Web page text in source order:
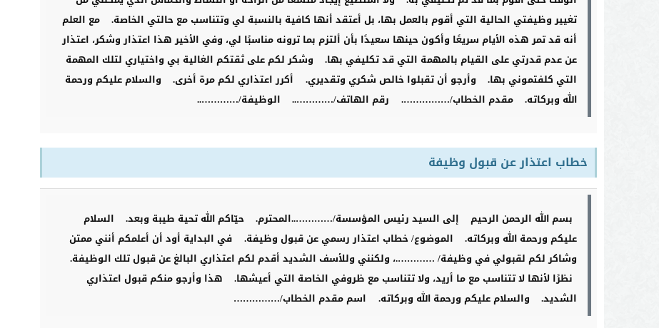
تغيير وظيفتي الحالية التي أقوم بالعمل بها، بل أعتقد أنها كافية بالنسبة لي وتتناسب مع حالتي الخاصة.
مع العلم
أنه قد تمر هذه الأيام سريعًا وأكون حينها سعيدًا بأن ألتزم بما ترونه مناسبًا لي، وفي الأخير هذا اعتذار وشكر، اعتذار
عن عدم قدرتي على القيام بالمهمة التي قد تكليفي بها.
وشكر لكم على ثقتكم الغالية بي واختياري لتلك المهمة
التي كلفتموني بها.
وأرجو أن تقبلوا خالص شكري وتقديري. أكرر اعتذاري لكم مرة أخرى.
والسلام عليكم ورحمة
الله وبركاته.
مقدم الخطاب/……………. رقم الهاتف/………….. الوظيفة/…………..
خطاب اعتذار عن قبول وظيفة
بسم الله الرحمن الرحيم إلى السيد رئيس المؤسسة/…………..المحترم. حيّاكم الله تحية طيبة وبعد.
السلام
عليكم ورحمة الله وبركاته.
الموضوع/ خطاب اعتذار رسمي عن قبول وظيفة.
في البداية أود أن أعلمكم أنني ممتن
وشاكر لكم لقبولي في وظيفة/ ………….، ولكنني وللأسف الشديد أقدم لكم اعتذاري البالغ عن قبول تلك الوظيفة.
نظرًا لأنها لا تتناسب مع ما أريد، ولا تتناسب مع ظروفي الخاصة التي أعيشها.
هذا وأرجو منكم قبول اعتذاري
الشديد.
والسلام عليكم ورحمة الله وبركاته. اسم مقدم الخطاب/……………